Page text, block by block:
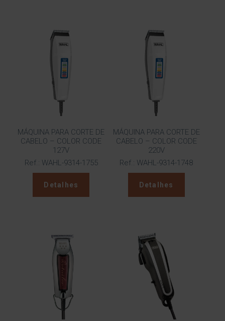
MÁQUINA PARA CORTE DE
CABELO – COLOR CODE
127V
Ref.: WAHL-9314-1755
Detalhes
MÁQUINA PARA CORTE DE
CABELO – COLOR CODE
220V
Ref.: WAHL-9314-1748
Detalhes